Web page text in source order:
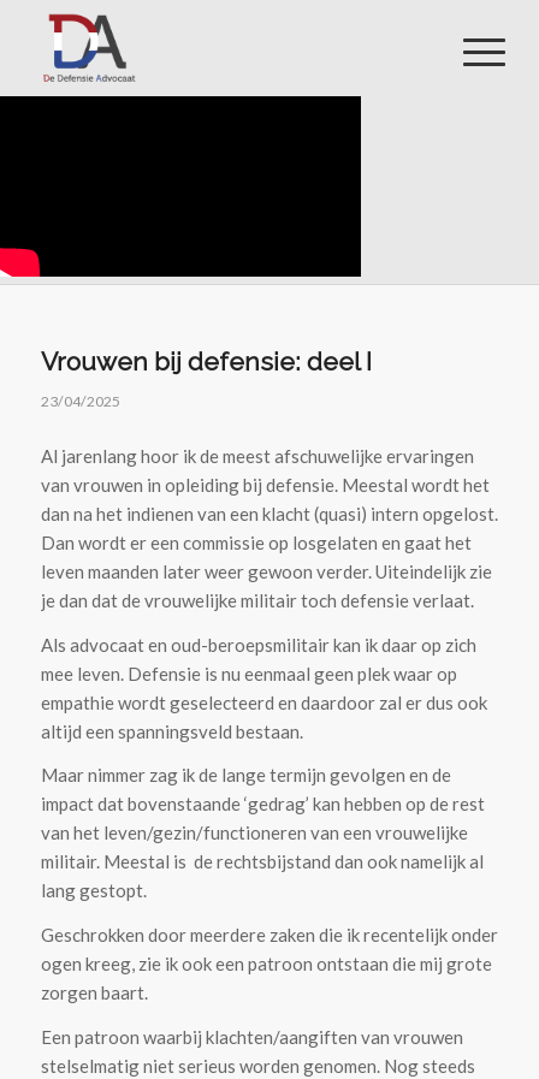
Vrouwen bij defensie: deel I
23/04/2025
Al jarenlang hoor ik de meest afschuwelijke ervaringen
van vrouwen in opleiding bij defensie. Meestal wordt het
dan na het indienen van een klacht (quasi) intern opgelost.
Dan wordt er een commissie op losgelaten en gaat het
leven maanden later weer gewoon verder. Uiteindelijk zie
je dan dat de vrouwelijke militair toch defensie verlaat.
Als advocaat en oud-beroepsmilitair kan ik daar op zich
mee leven. Defensie is nu eenmaal geen plek waar op
empathie wordt geselecteerd en daardoor zal er dus ook
altijd een spanningsveld bestaan.
Maar nimmer zag ik de lange termijn gevolgen en de
impact dat bovenstaande ‘gedrag’ kan hebben op de rest
van het leven/gezin/functioneren van een vrouwelijke
militair. Meestal is de rechtsbijstand dan ook namelijk al
lang gestopt.
Geschrokken door meerdere zaken die ik recentelijk onder
ogen kreeg, zie ik ook een patroon ontstaan die mij grote
zorgen baart.
Een patroon waarbij klachten/aangiften van vrouwen
stelselmatig niet serieus worden genomen. Nog steeds